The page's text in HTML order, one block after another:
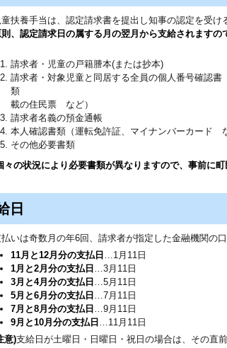
扶養手当は、認定請求書を提出し知事の認定を受け
、認定請求日の属する月の翌月から支給されますの
請求者・児童の戸籍謄本(または抄本)
請求者・対象児童と同居する全員の個人番号確認書
類 （マイナンバーカ
載の住民票 など）
請求者名義の預金通帳
本人確認書類（運転免許証、マイナンバーカード
その他必要書類
々の状況により必要書類が異なりますので、事前に
日
いは奇数月の年6回、請求者が指定した金融機関の口
11月と12月分の支払日 …1月11日
1月と2月分の支払日 …3月11日
3月と4月分の支払日 …5月11日
5月と6月分の支払日 …7月11日
7月と8月分の支払日 …9月11日
9月と10月分の支払日 …11月11日
意)支給日が土曜日・日曜日・祝日の場合は、その直